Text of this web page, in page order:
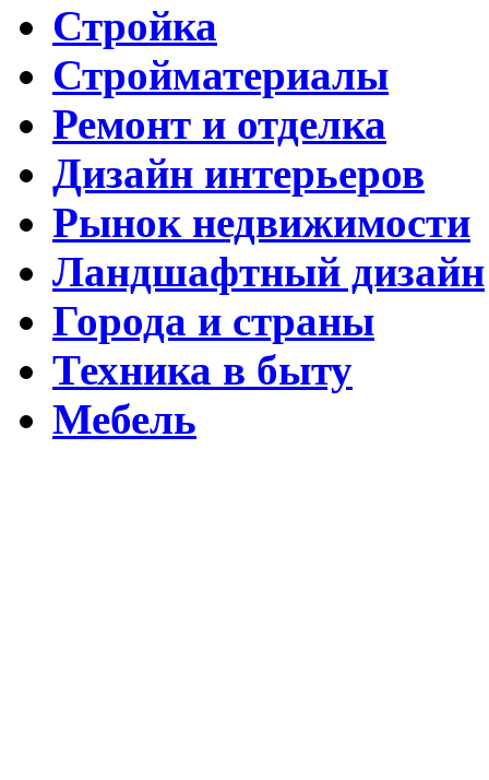
Стройка
Стройматериалы
Ремонт и отделка
Дизайн интерьеров
Рынок недвижимости
Ландшафтный дизайн
Города и страны
Техника в быту
Мебель